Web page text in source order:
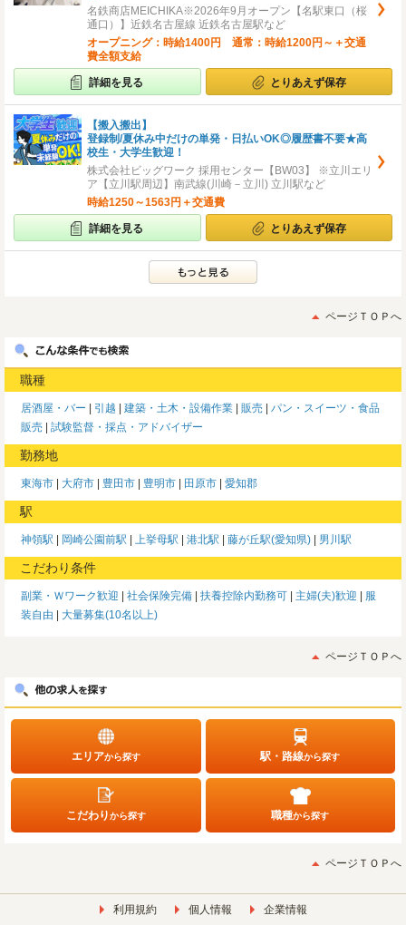
名鉄商店MEICHIKA※2026年9月オープン【名駅東口（桜
通口）】近鉄名古屋線 近鉄名古屋駅など
オープニング：時給1400円 通常：時給1200円～＋交通
費全額支給
詳細を見る とりあえず保存
【搬入搬出】
登録制/夏休み中だけの単発・日払いOK◎履歴書不要★高
校生・大学生歓迎！
株式会社ビッグワーク 採用センター【BW03】 ※立川エリ
ア【立川駅周辺】南武線(川崎－立川) 立川駅など
時給1250～1563円＋交通費
詳細を見る とりあえず保存
ページＴＯＰへ
職種
居酒屋・バー 引越 建築・土木・設備作業 販売
パン・スイーツ・食品
販売
試験監督・採点・アドバイザー
勤務地
東海市 大府市 豊田市 豊明市 田原市 愛知郡
駅
神領駅 岡崎公園前駅 上挙母駅 港北駅 藤が丘駅(愛知県) 男川駅
こだわり条件
副業・Ｗワーク歓迎 社会保険完備 扶養控除内勤務可 主婦(夫)歓迎
服
装自由
大量募集(10名以上)
ページＴＯＰへ
エリアから探す 駅・路線から探す
こだわりから探す 職種から探す
ページＴＯＰへ
利用規約 個人情報 企業情報